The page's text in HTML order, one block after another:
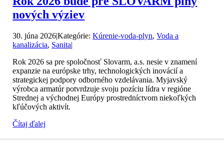
nových výziev
30. júna 2026|Kategórie:Kúrenie-voda-plyn,Voda a
kanalizácia, Sanita|
Rok 2026 sa pre spoločnosť Slovarm, a.s. nesie v znamení
expanzie na európske trhy, technologických inovácií a
strategickej podpory odborného vzdelávania. Myjavský
výrobca armatúr potvrdzuje svoju pozíciu lídra v regióne
Strednej a východnej Európy prostredníctvom niekoľkých
kľúčových aktivít.
Čítaj ďalej